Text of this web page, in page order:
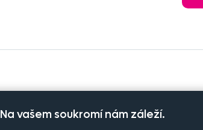
Cena na eshopu
Na vašem soukromí nám záleží.